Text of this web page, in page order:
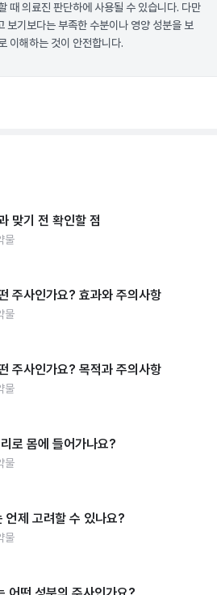
때 의료진 판단하에 사용될 수 있습니다. 다만
보기보다는 부족한 수분이나 영양 성분을 보
이해하는 것이 안전합니다.
맞기 전 확인할 점
물
주사인가요? 효과와 주의사항
물
주사인가요? 목적과 주의사항
물
로 몸에 들어가나요?
물
언제 고려할 수 있나요?
물